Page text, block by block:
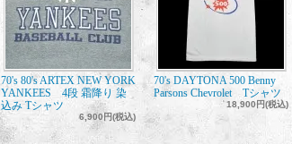
70's 80's ARTEX NEW YORK
YANKEES 4段 霜降り 染
込み Tシャツ
6,900円(税込)
70's DAYTONA 500 Benny
Parsons Chevrolet Tシャツ
18,900円(税込)